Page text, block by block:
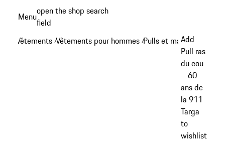
principal
Menuopen the shop search
field
Vêtements /Vêtements pour hommes /Pulls et manches
Add
Pull ras
du cou
– 60
ans de
la 911
Targa
to
wishlist